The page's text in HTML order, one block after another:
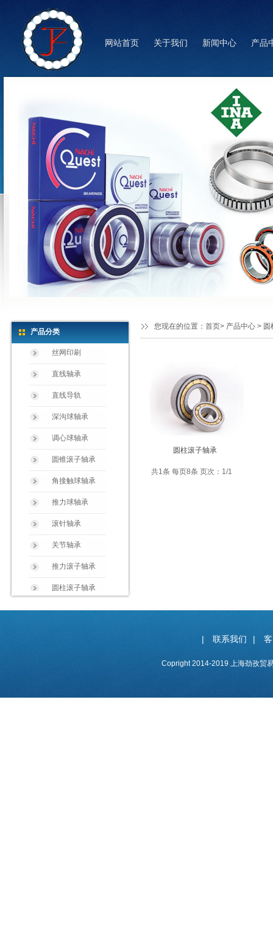
网站首页 关于我们 新闻中心 产品
产品分类
丝网印刷
直线轴承
直线导轨
深沟球轴承
调心球轴承
圆锥滚子轴承
角接触球轴承
推力球轴承
滚针轴承
关节轴承
推力滚子轴承
圆柱滚子轴承
您现在的位置： 首页> 产品中心 > 圆
圆柱滚子轴承
共1条 每页8条 页次：1/1
| 联系我们 |
Copright 2014-2019 上海劲孜贸